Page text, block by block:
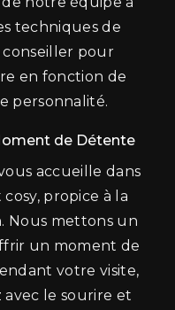
techniques de
pour
en fonction de
personnalité.
de Détente
accueille dans
propice à la
Nous mettons un
un moment de
votre visite,
le sourire et